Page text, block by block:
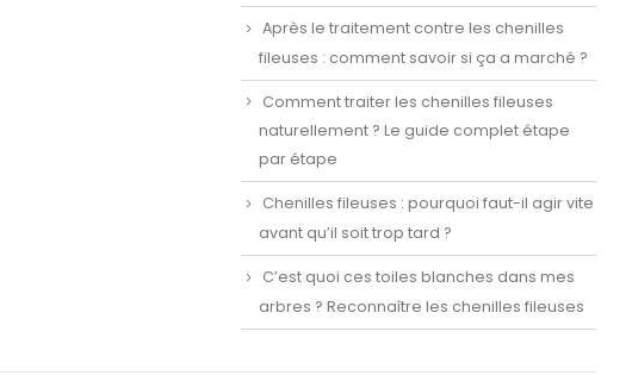
Après le traitement contre les chenilles
fileuses : comment savoir si ça a marché ?
Comment traiter les chenilles fileuses
naturellement ? Le guide complet étape
par étape
Chenilles fileuses : pourquoi faut-il agir vite
avant qu’il soit trop tard ?
C’est quoi ces toiles blanches dans mes
arbres ? Reconnaître les chenilles fileuses